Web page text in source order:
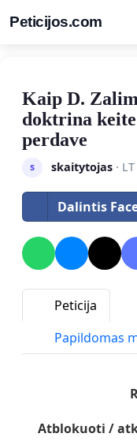
Peticijos.com
Kaip D.
doktrina
perdave
s skaitytojas· LT
Dalintis
Peticija
Papildomas
Atblokuoti /